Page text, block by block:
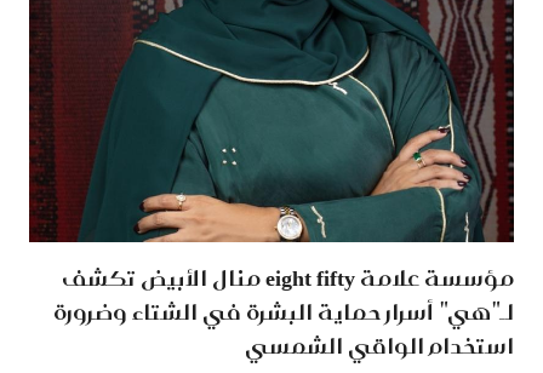
مؤسسة علامة eight fifty منال الأبيض تكشف
لـ"هي" أسرار حماية البشرة في الشتاء وضرورة
استخدام الواقي الشمسي